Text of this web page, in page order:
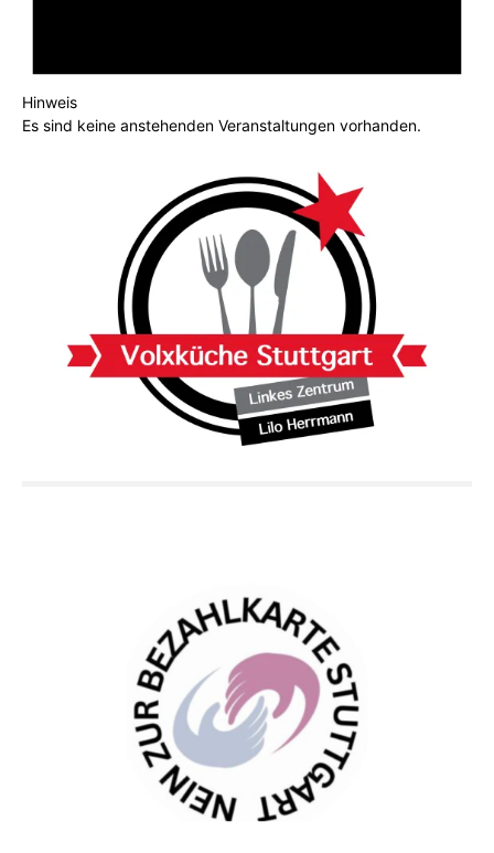
Hinweis
Es sind keine anstehenden Veranstaltungen vorhanden.